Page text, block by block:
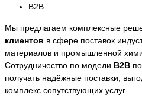
B2B
Мы предлагаем комплексные
клиентов в сфере поставок
материалов и промышленной
Сотрудничество по модели B2B
получать надёжные поставки,
комплекс сопутствующих услуг.